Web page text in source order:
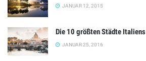
JANUAR 12, 2015
Die 10 größten Städte Italiens
JANUAR 25, 2016